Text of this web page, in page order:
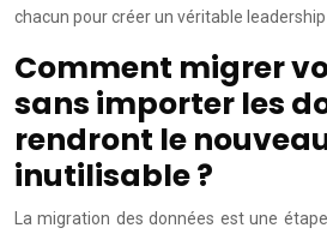
chacun pour créer un véritable leadership
Comment migrer
sans importer les
rendront le
inutilisable ?
La migration des données est une